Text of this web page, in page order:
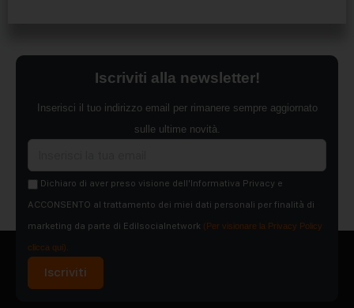
Iscriviti alla newsletter!
Inserisci il tuo indirizzo email per rimanere sempre aggiornato
sulle ultime novità.
Dichiaro di aver preso visione dell'Informativa Privacy e
ACCONSENTO al trattamento dei miei dati personali per finalità di
marketing da parte di Edilsocialnetwork (Per visionare la Privacy Policy
clicca qui).
Iscriviti